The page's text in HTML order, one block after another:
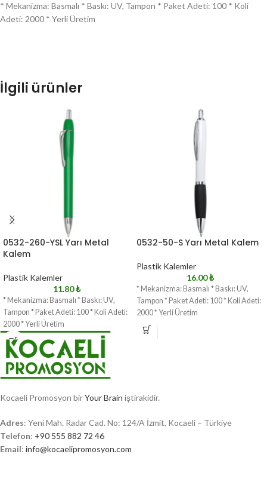
* Mekanizma: Basmalı * Baskı: UV, Tampon * Paket Adeti: 100 * Koli
Adeti: 2000 * Yerli Üretim
İlgili ürünler
0532-260-YSL Yarı Metal
Kalem
Plastik Kalemler
11.80₺
* Mekanizma: Basmalı * Baskı: UV,
Tampon * Paket Adeti: 100 * Koli Adeti:
2000 * Yerli Üretim
0532-50-S Yarı Metal Kalem
Plastik Kalemler
16.00₺
* Mekanizma: Basmalı * Baskı: UV,
Tampon * Paket Adeti: 100 * Koli Adeti:
2000 * Yerli Üretim
Kocaeli Promosyon birYour Brain iştirakidir.
Adres: Yeni Mah. Radar Cad. No: 124/A İzmit, Kocaeli – Türkiye
Telefon: +90 555 882 72 46
Email: info@kocaelipromosyon.com